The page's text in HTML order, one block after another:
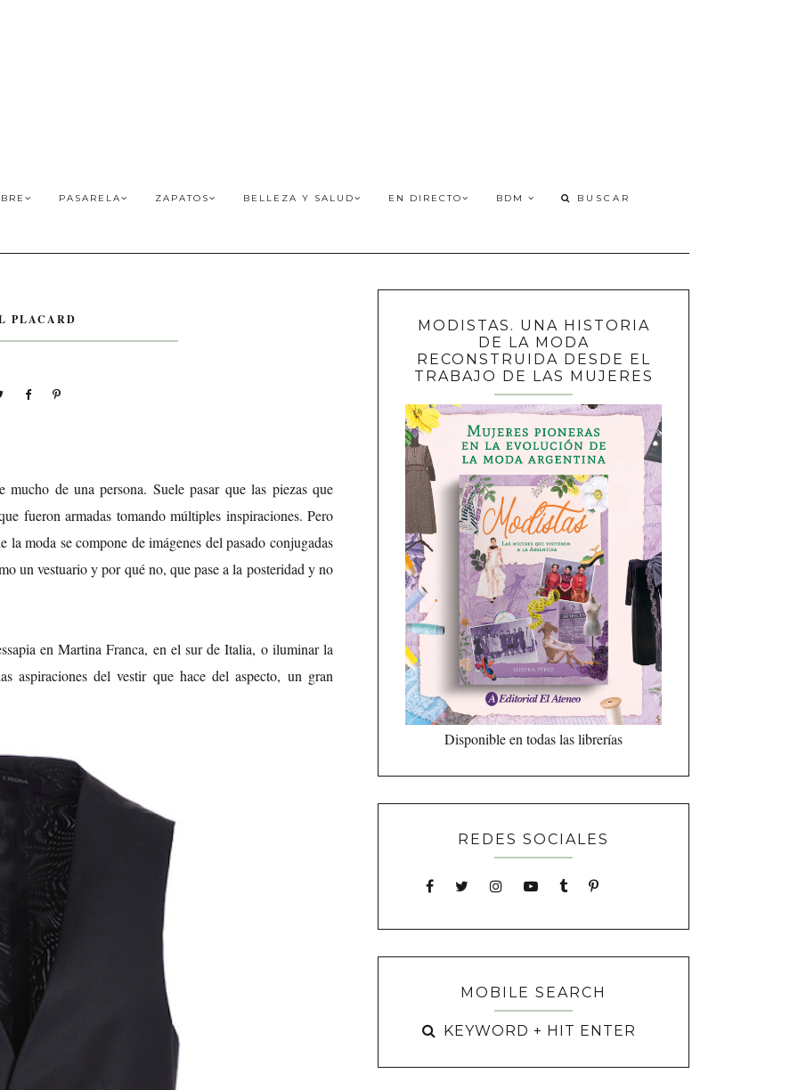
PASARELA ZAPATOS BELLEZA Y SALUD EN DIRECTO BDM
PLACARD
de una persona. Suele pasar que las piezas que
fueron armadas tomando múltiples inspiraciones. Pero
moda se compone de imágenes del pasado conjugadas
un vestuario y por qué no, que pase a la posteridad y no
en Martina Franca, en el sur de Italia, o iluminar la
aspiraciones del vestir que hace del aspecto, un gran
MODISTAS. UNA HISTORIA
DE LA MODA
RECONSTRUIDA DESDE EL
TRABAJO DE LAS MUJERES
Disponible en todas las librerías
REDES SOCIALES
MOBILE SEARCH